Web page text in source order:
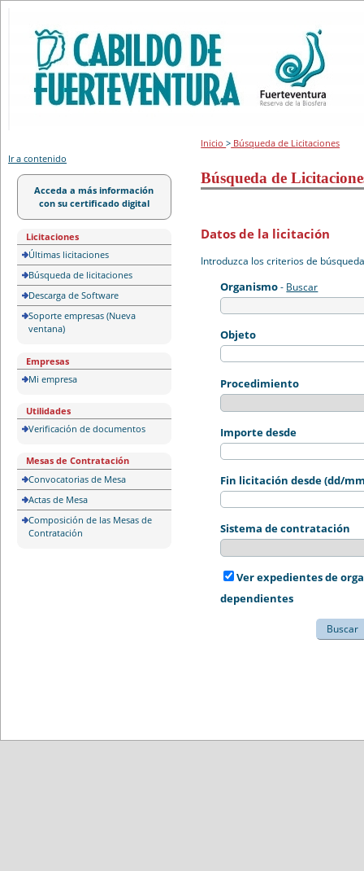
Ir a contenido
Acceda a más información
con su certificado digital
Licitaciones
Últimas licitaciones
Búsqueda de licitaciones
Descarga de Software
Soporte empresas (Nueva
ventana)
Empresas
Mi empresa
Utilidades
Verificación de documentos
Mesas de Contratación
Convocatorias de Mesa
Actas de Mesa
Composición de las Mesas de
Contratación
Inicio> Búsqueda de Licitaciones
Búsqueda de
Introduzca los criterios de
Datos de la licitación
Organismo- Buscar
Objeto
Procedimiento
Importe desde
Fin licitación desde (dd/
Sistema de contratación
Ver expedientes de
dependientes